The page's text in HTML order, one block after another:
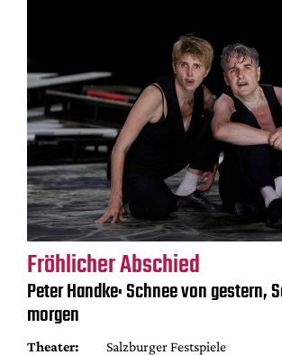
Fröhlicher Abschied
Peter Handke: Schnee von gestern,
morgen
Theater:
Salzburger Festspiele